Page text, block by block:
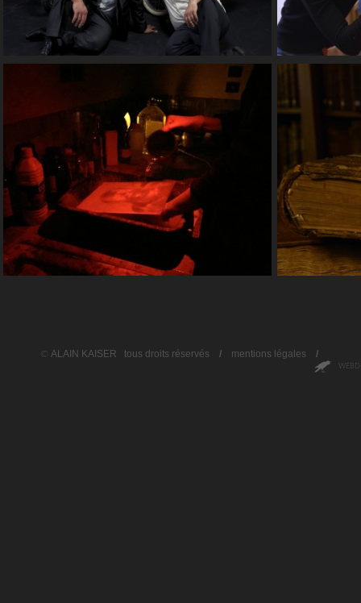
ALAIN KAISER tous droits réservés / mentions légales /